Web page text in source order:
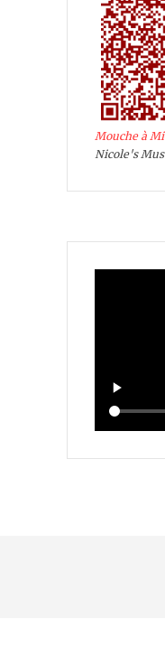
Mouche à
Nicole's